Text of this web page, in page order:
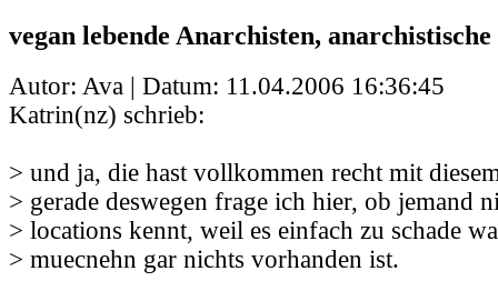
vegan lebende Anarchisten, anarchistische
Autor: Ava | Datum: 11.04.2006 16:36:45
Katrin(nz) schrieb:
> und ja, die hast vollkommen recht mit
> gerade deswegen frage ich hier, ob jemand
> locations kennt, weil es einfach zu schade
> muecnehn gar nichts vorhanden ist.